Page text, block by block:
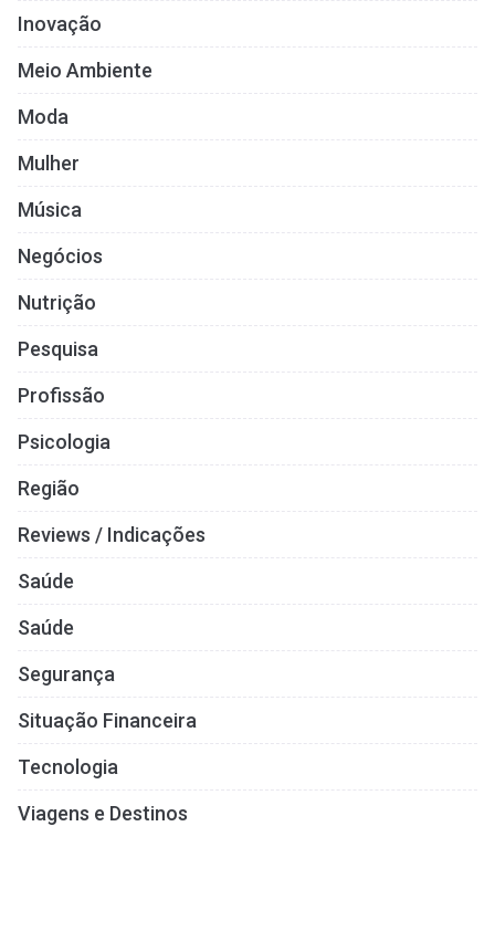
Inovação
Meio Ambiente
Moda
Mulher
Música
Negócios
Nutrição
Pesquisa
Profissão
Psicologia
Região
Reviews / Indicações
Saúde
Saúde
Segurança
Situação Financeira
Tecnologia
Viagens e Destinos